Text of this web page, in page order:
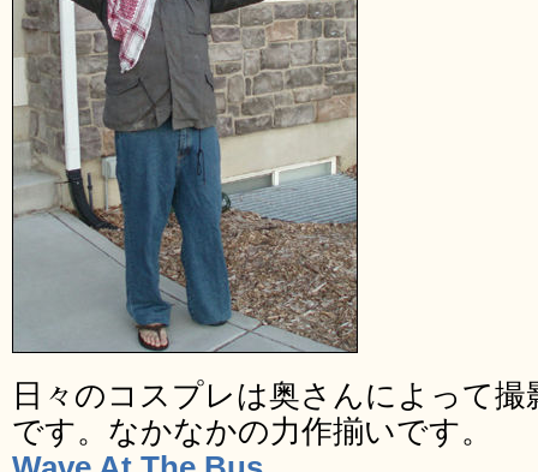
日々のコスプレは奥さんによって
です。なかなかの力作揃いです。